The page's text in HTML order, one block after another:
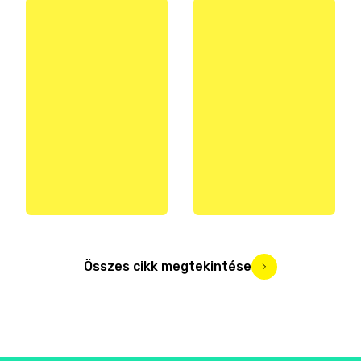
Összes cikk megtekintése